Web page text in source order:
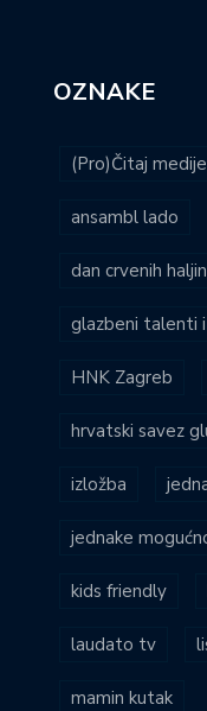
OZNAKE
(Pro)Čitaj
ansambl lado
dan crvenih
glazbeni talenti
HNK Zagreb
hrvatski savez
izložba
jednake
kids friendly
laudato tv
mamin kutak